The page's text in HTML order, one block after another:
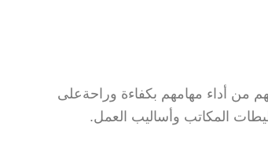
من أداء مهامهم بكفاءة وراحةعلى
المكاتب وأساليب العمل.